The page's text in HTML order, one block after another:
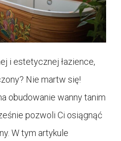
i estetycznej łazience,
Nie martw się!
obudowanie wanny tanim
pozwoli Ci osiągnąć
W tym artykule